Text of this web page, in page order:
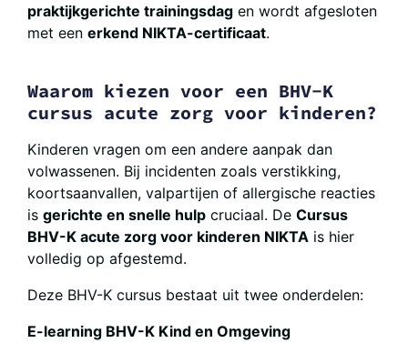
praktijkgerichte trainingsdag en wordt afgesloten
met een erkend NIKTA-certificaat.
Waarom kiezen voor een BHV-K
cursus acute zorg voor kinderen?
Kinderen vragen om een andere aanpak dan
volwassenen. Bij incidenten zoals verstikking,
koortsaanvallen, valpartijen of allergische reacties
is gerichte en snelle hulp cruciaal. De Cursus
BHV-K acute zorg voor kinderen NIKTA is hier
volledig op afgestemd.
Deze BHV-K cursus bestaat uit twee onderdelen:
E-learning BHV-K Kind en Omgeving